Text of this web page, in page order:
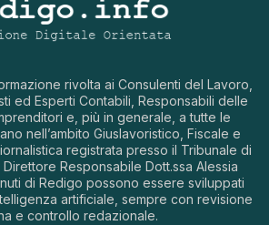
rivolta ai Consulenti del Lavoro,
ed Esperti Contabili, Responsabili delle
e, più in generale, a tutte le
nell’ambito Giuslavoristico, Fiscale e
registrata presso il Tribunale di
Responsabile Dott.ssa Alessia
di Redigo possono essere sviluppati
artificiale, sempre con revisione
e controllo redazionale.